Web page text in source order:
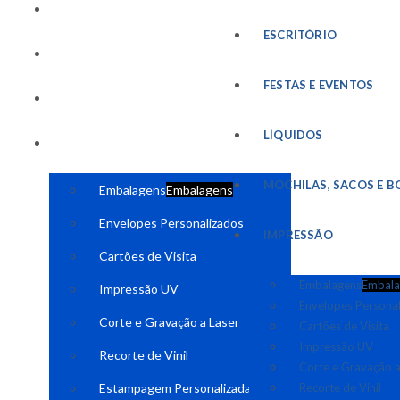
EmbalagensEmbalagens
Envelopes Personalizados
Cartões de Visita
Impressão UV
Corte e Gravação a Laser
Recorte de Vinil
Estampagem Personalizada
ESCRITÓRIO
FESTAS E EVENTOS
LÍQUIDOS
MOCHILAS, SACOS E
IMPRESSÃO
Embalagens
Envelopes
Cartões de Visita
Impressão UV
Corte e Gravação
Recorte de Vinil